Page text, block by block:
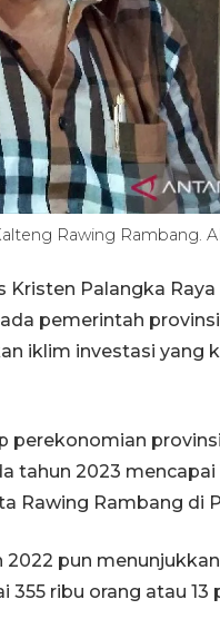
Rawing Rambang.
Kristen Palangka
pemerintah
iklim investasi yang
perekonomian
tahun 2023 mencapai
Rawing Rambang di
pun
ribu orang atau 13